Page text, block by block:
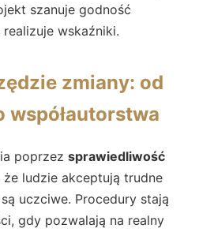
szanuje godność
wskaźniki.
zmiany: od
współautorstwa
poprzez sprawiedliwość
że ludzie akceptują trudne
uczciwe. Procedury stają
gdy pozwalają na realny